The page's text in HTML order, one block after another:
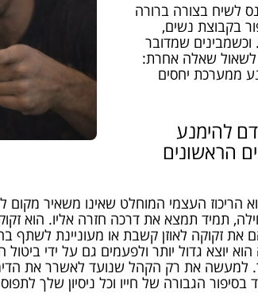
לשיח בצורה ברורה
בקבוצת נשים,
שמדובר
לשאול שאלה אחרת:
ממערכת יחסים
להימנע
הראשונים
הריכוז העצמי המוחלט שאינו משאיר
תמיד תמצא את דרכה חזרה אליו. הוא זקוק
את זקוקה לאוזן קשבת או מעוניינת
יוצא גדול יותר ולפעמים גם על ידי
למעשה את רק הקהל שנועד לאשרר את
הגבורה של חייו וכל ניסיון שלך